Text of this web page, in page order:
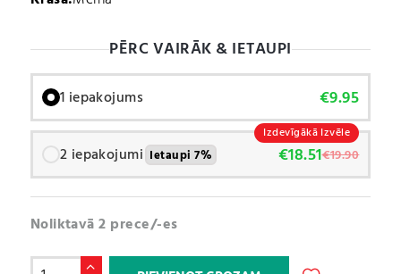
PĒRC VAIRĀK & IETAUPI
1 iepakojums €9.95
2 iepakojumi Ietaupi 7% €18.51€19.90
Izdevīgākā Izvēle
Noliktavā 2 prece/-es
Satvērienam